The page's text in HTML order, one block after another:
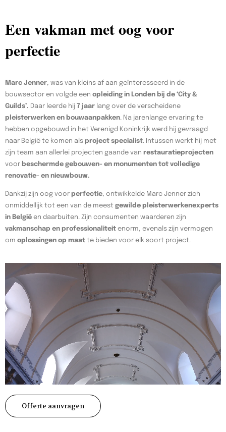
Een vakman met oog voor
perfectie
Marc Jenner, was van kleins af aan geïnteresseerd in de
bouwsector en volgde een opleiding in Londen bij de ‘City &
Guilds’. Daar leerde hij 7 jaar lang over de verscheidene
pleisterwerken en bouwaanpakken. Na jarenlange ervaring te
hebben opgebouwd in het Verenigd Koninkrijk werd hij gevraagd
naar België te komen als project specialist. Intussen werkt hij met
zijn team aan allerlei projecten gaande van restauratieprojecten
voor beschermde gebouwen- en monumenten tot volledige
renovatie- en nieuwbouw.
Dankzij zijn oog voor perfectie, ontwikkelde Marc Jenner zich
onmiddellijk tot een van de meest gewilde pleisterwerkenexperts
in België en daarbuiten. Zijn consumenten waarderen zijn
vakmanschap en professionaliteit enorm, evenals zijn vermogen
om oplossingen op maat te bieden voor elk soort project.
Offerte aanvragen